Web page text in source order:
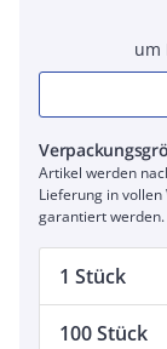
um
Artikel werden
Lieferung in vollen
garantiert werden.
1 Stück
100 Stück